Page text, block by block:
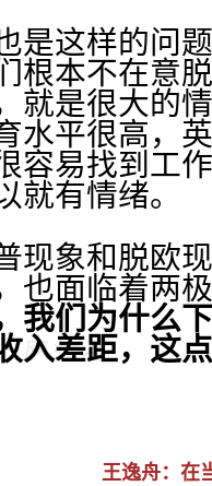
这样的问题
根本不在意
就是很大的情
水平很高，
容易找到工
就有情绪。
象和脱欧现
也面临着两
我们为什么
入差距，这点
王逸舟：在